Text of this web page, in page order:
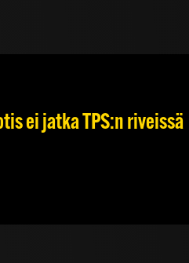
ei jatka TPS:n riveissä